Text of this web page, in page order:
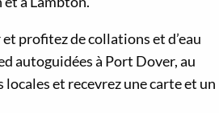
profitez de collations et d’eau
autoguidées à Port Dover, au
et recevrez une carte et un